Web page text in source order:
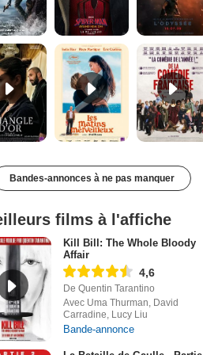
Le Triangle d'or Bande-annonce VF De la Comédie-Française Teaser VF
Bandes-annonces à ne pas manquer
films à l'affiche
Kill Bill: The Whole Bloody
Affair
4,6
De Quentin Tarantino
Avec Uma Thurman, David
Carradine, Lucy Liu
Bande-annonce